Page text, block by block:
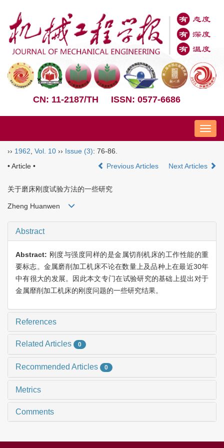
CN: 11-2187/TH ISSN: 0577-6686
Nav
›› 1962 Vol. 10 ›› Issue (3): 76-86.
• Article •
Previous Articles Next Articles
关于磨床刚度试验方法的一些研究
Zheng Huanwen
Abstract
Abstract: 刚度与强度同样的是金属切削机床的工作性能的重
要标志。金属磨削加工机床不论在数量上及品种上在最近30年
中有很大的发展。因此本文专门在试验研究的基础上提出对于
金属靡削加工机床的刚度问题的一些研究结果。
References
Related Articles 0
Recommended Articles 0
Metrics
Comments